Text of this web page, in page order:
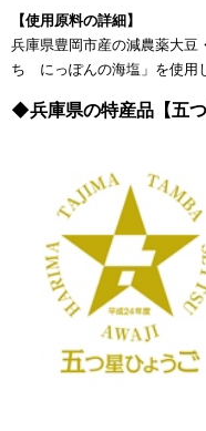
【使用原料の詳細】
兵庫県豊岡市産の減農薬大豆
ち にっぽんの海塩」を使用
◆兵庫県の特産品【五